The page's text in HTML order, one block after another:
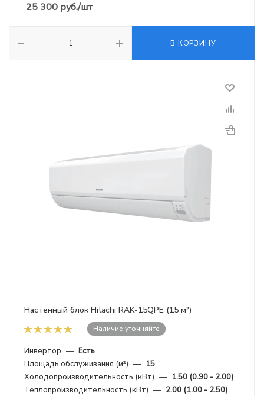
25 300 руб./шт
В КОРЗИНУ
Настенный блок Hitachi RAK-15QPE (15 м²)
Наличие уточняйте
Инвертор — Есть
Площадь обслуживания (м²) — 15
Холодопроизводительность (кВт) — 1.50 (0.90 - 2.00)
Теплопроизводительность (кВт) — 2.00 (1.00 - 2.50)